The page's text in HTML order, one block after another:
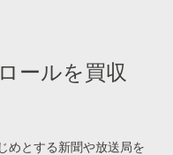
ールを買収
めとする新聞や放送局を